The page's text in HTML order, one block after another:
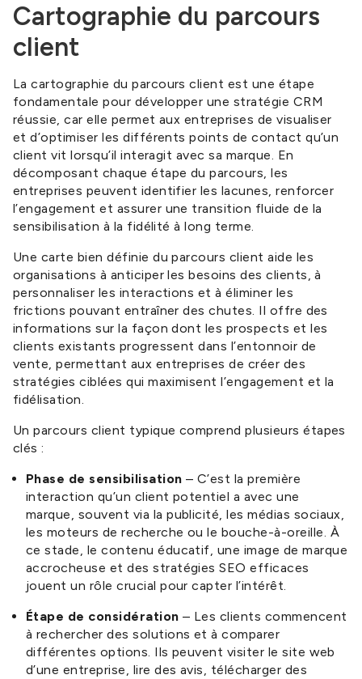
Cartographie du parcours
client
La cartographie du parcours client est une étape
fondamentale pour développer une stratégie CRM
réussie, car elle permet aux entreprises de visualiser
et d’optimiser les différents points de contact qu’un
client vit lorsqu’il interagit avec sa marque. En
décomposant chaque étape du parcours, les
entreprises peuvent identifier les lacunes, renforcer
l’engagement et assurer une transition fluide de la
sensibilisation à la fidélité à long terme.
Une carte bien définie du parcours client aide les
organisations à anticiper les besoins des clients, à
personnaliser les interactions et à éliminer les
frictions pouvant entraîner des chutes. Il offre des
informations sur la façon dont les prospects et les
clients existants progressent dans l’entonnoir de
vente, permettant aux entreprises de créer des
stratégies ciblées qui maximisent l’engagement et la
fidélisation.
Un parcours client typique comprend plusieurs étapes
clés :
Phase de sensibilisation – C’est la première
interaction qu’un client potentiel a avec une
marque, souvent via la publicité, les médias sociaux,
les moteurs de recherche ou le bouche-à-oreille. À
ce stade, le contenu éducatif, une image de marque
accrocheuse et des stratégies SEO efficaces
jouent un rôle crucial pour capter l’intérêt.
Étape de considération – Les clients commencent
à rechercher des solutions et à comparer
différentes options. Ils peuvent visiter le site web
d’une entreprise, lire des avis, télécharger des